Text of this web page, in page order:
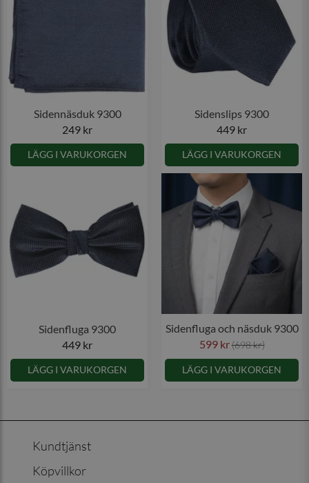
Sidennäsduk 9300
249 kr
LÄGG I VARUKORGEN
Sidenslips 9300
449 kr
LÄGG I VARUKORGEN
Sidenfluga 9300
449 kr
LÄGG I VARUKORGEN
Sidenfluga och näsduk 9300
599 kr(698 kr)
LÄGG I VARUKORGEN
Kundtjänst
Köpvillkor